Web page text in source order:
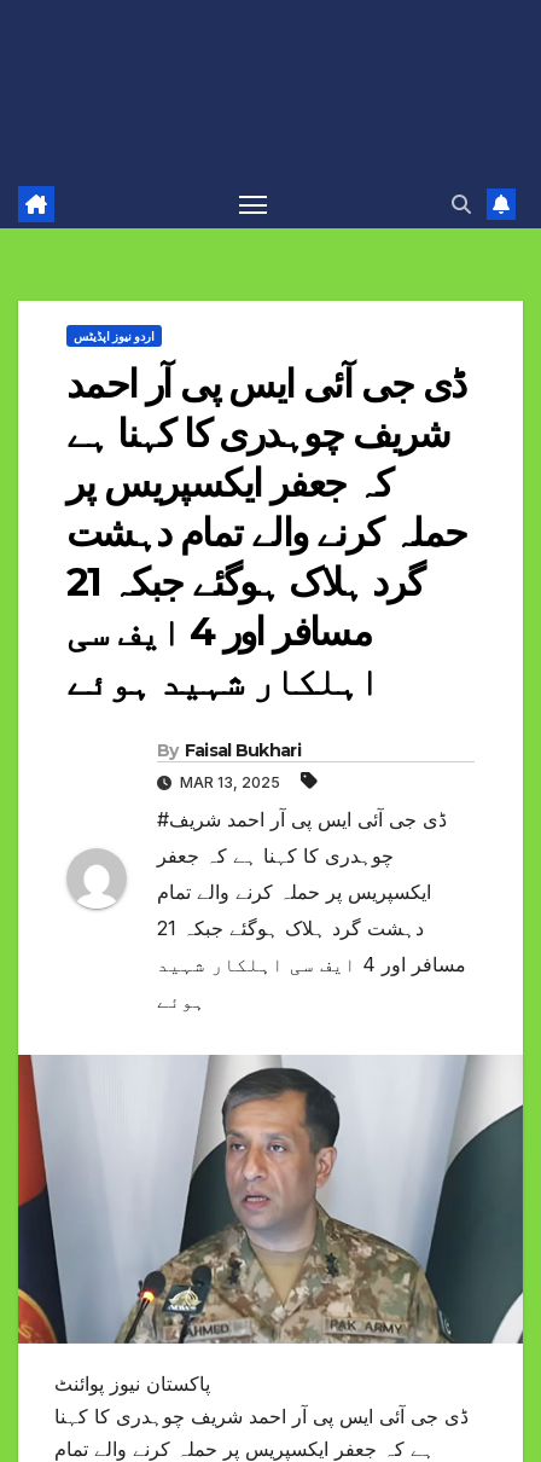
اردو نیوز اپڈیٹس
ڈی جی آئی ایس پی آر احمد
شریف چوہدری کا کہنا ہے
کہ جعفر ایکسپریس پر
حملہ کرنے والے تمام دہشت
گرد ہلاک ہوگئے جبکہ 21
مسافر اور 4 ایف سی
اہلکار شہید ہوئے
By Faisal Bukhari
MAR 13, 2025
#ڈی جی آئی ایس پی آر احمد شریف
چوہدری کا کہنا ہے کہ جعفر
ایکسپریس پر حملہ کرنے والے تمام
دہشت گرد ہلاک ہوگئے جبکہ 21
مسافر اور 4 ایف سی اہلکار شہید
ہوئے
پاکستان نیوز پوائنٹ
ڈی جی آئی ایس پی آر احمد شریف چوہدری کا کہنا
ہے کہ جعفر ایکسپریس پر حملہ کرنے والے تمام